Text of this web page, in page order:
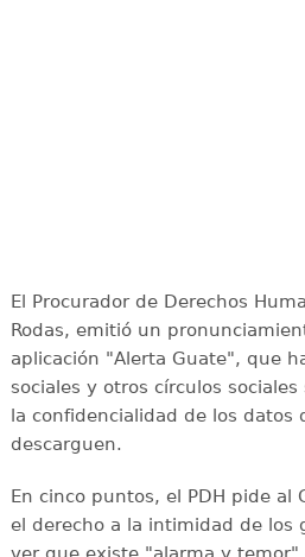
El Procurador de Derechos
Rodas, emitió un
aplicación "Alerta Guate", que
sociales y otros círculos
la confidencialidad de los datos
descarguen.
En cinco puntos, el PDH pide al
el derecho a la intimidad de los